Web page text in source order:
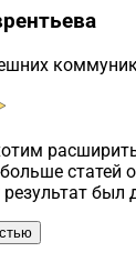
статей
был